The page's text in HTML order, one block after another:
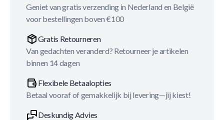
Geniet van gratis verzending in Nederland en België
voor bestellingen boven €100
Gratis Retourneren
Van gedachten veranderd? Retourneer je artikelen
binnen 14 dagen
Flexibele Betaalopties
Betaal vooraf of gemakkelijk bij levering—jij kiest!
Deskundig Advies